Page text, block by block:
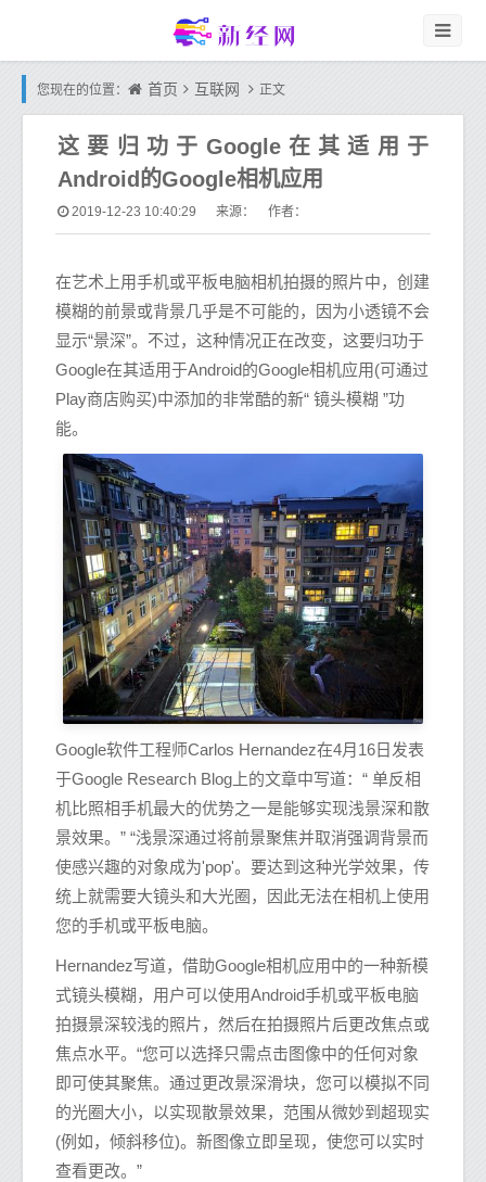
您现在的位置： 首页 互联网 正文
这要归功于Google在其适用于
Android的Google相机应用
2019-12-23 10:40:29 来源： 作者：
在艺术上用手机或平板电脑相机拍摄的照片中，创建
模糊的前景或背景几乎是不可能的，因为小透镜不会
显示“景深”。不过，这种情况正在改变，这要归功于
Google在其适用于Android的Google相机应用(可通过
Play商店购买)中添加的非常酷的新“ 镜头模糊 ”功
能。
Google软件工程师Carlos Hernandez在4月16日发表
于Google Research Blog上的文章中写道：“ 单反相
机比照相手机最大的优势之一是能够实现浅景深和散
景效果。” “浅景深通过将前景聚焦并取消强调背景而
使感兴趣的对象成为'pop'。要达到这种光学效果，传
统上就需要大镜头和大光圈，因此无法在相机上使用
您的手机或平板电脑。
Hernandez写道，借助Google相机应用中的一种新模
式镜头模糊，用户可以使用Android手机或平板电脑
拍摄景深较浅的照片，然后在拍摄照片后更改焦点或
焦点水平。“您可以选择只需点击图像中的任何对象
即可使其聚焦。通过更改景深滑块，您可以模拟不同
的光圈大小，以实现散景效果，范围从微妙到超现实
(例如，倾斜移位)。新图像立即呈现，使您可以实时
查看更改。”